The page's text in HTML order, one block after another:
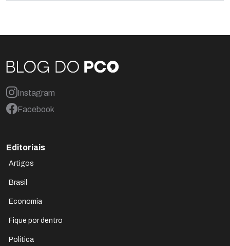
Instagram
Facebook
Editoriais
Artigos
Brasil
Economia
Fique por dentro
Política